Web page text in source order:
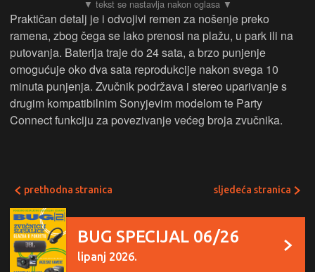
Praktičan detalj je i odvojivi remen za nošenje preko
ramena, zbog čega se lako prenosi na plažu, u park ili na
putovanja. Baterija traje do 24 sata, a brzo punjenje
omogućuje oko dva sata reprodukcije nakon svega 10
minuta punjenja. Zvučnik podržava i stereo uparivanje s
drugim kompatibilnim Sonyjevim modelom te Party
Connect funkciju za povezivanje većeg broja zvučnika.
prethodna stranica sljedeća stranica
BUG SPECIJAL 06/26
lipanj 2026.